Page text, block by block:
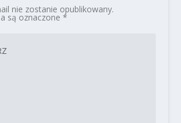
nie zostanie opublikowany.
są oznaczone *